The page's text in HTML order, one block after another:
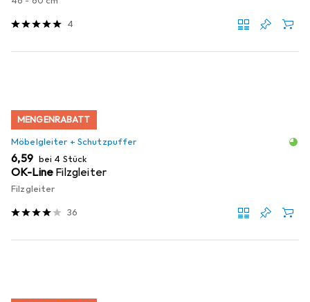
4
MENGENRABATT
Möbelgleiter + Schutzpuffer
EUR
6,59 bei 4 Stück
OK-Line Filzgleiter
Filzgleiter
36